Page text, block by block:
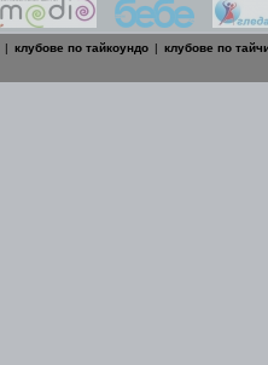
| клубове по тайкоундо | клубове по